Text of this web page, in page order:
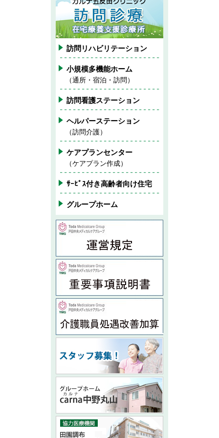
訪問リハビリテーション
小規模多機能ホーム
（通所・宿泊・訪問）
訪問看護ステーション
ヘルパーステーション
（訪問介護）
ケアプランセンター
（ケアプラン作成）
ｻｰﾋﾞｽ付き高齢者向け住宅
グループホーム